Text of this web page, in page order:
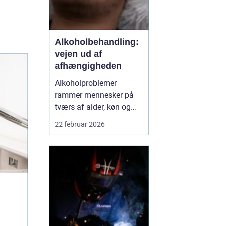
Alkoholbehandling:
vejen ud af
afhængigheden
Alkoholproblemer
rammer mennesker på
tværs af alder, køn og
baggrund. For mange
langsomt får alkoholen
mere magt over
hverdagen. Når drikkeriet
begynder at styre
beslut...
22 februar 2026